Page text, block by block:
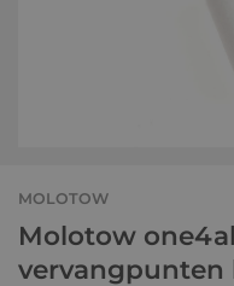
MOLOTOW
Molotow
vervangpunten